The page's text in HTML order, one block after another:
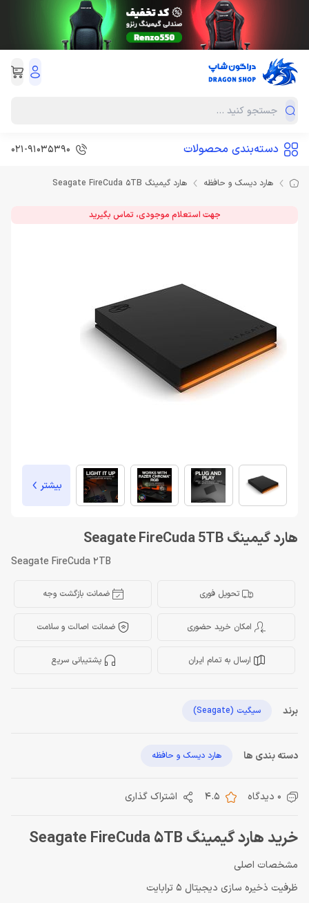
دسته‌بندی محصولات 021-91035390
هارد دیسک و حافظه هارد گیمینگ Seagate FireCuda 5TB
جهت استعلام موجودی، تماس بگیرید
بیشتر
هارد گیمینگ Seagate FireCuda 5TB
Seagate FireCuda 2TB
تحویل فوری ضمانت بازگشت وجه
امکان خرید حضوری ضمانت اصالت و سلامت
ارسال به تمام ایران پشتیبانی سریع
برند سیگیت (Seagate)
دسته بندی ها هارد دیسک و حافظه
0 دیدگاه 4.5 اشتراک گذاری
خرید هارد گیمینگ Seagate FireCuda 5TB
مشخصات اصلی
ظرفیت ذخیره سازی دیجیتال 5 ترابایت